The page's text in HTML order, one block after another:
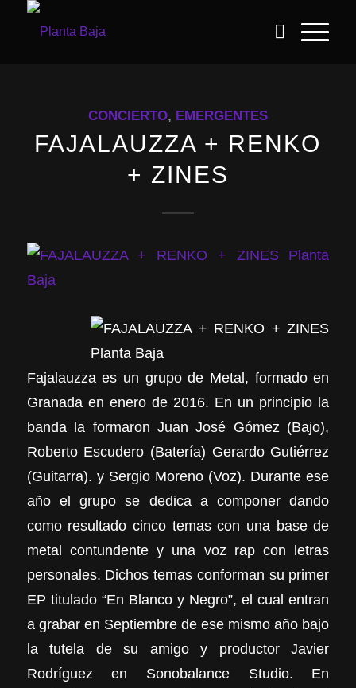
CONCIERTO, EMERGENTES
FAJALAUZZA + RENKO
+ ZINES
Fajalauzza es un grupo de Metal, formado en
Granada en enero de 2016. En un principio la
banda la formaron Juan José Gómez (Bajo),
Roberto Escudero (Batería) Gerardo Gutiérrez
(Guitarra). y Sergio Moreno (Voz). Durante ese
año el grupo se dedica a componer dando
como resultado cinco temas con una base de
metal contundente y una voz rap con letras
personales. Dichos temas conforman su primer
EP titulado “En Blanco y Negro”, el cual entran
a grabar en Septiembre de ese mismo año bajo
la tutela de su amigo y productor Javier
Rodríguez en Sonobalance Studio. En